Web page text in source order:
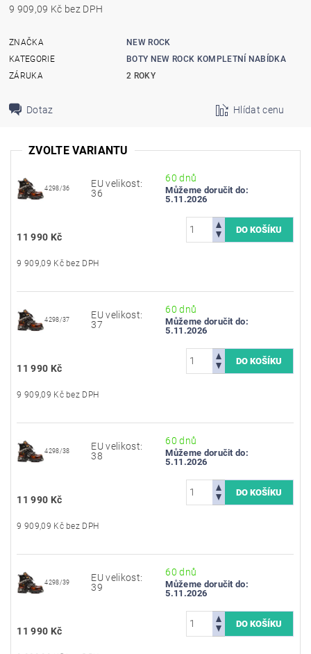
9 909,09 Kč bez DPH
ZNAČKA
NEW ROCK
KATEGORIE
BOTY NEW ROCK KOMPLETNÍ NABÍDKA
ZÁRUKA
2 ROKY
Dotaz Hlídat cenu
ZVOLTE VARIANTU
4298/36
EU velikost:
36
60 dnů
Můžeme doručit do:
5.11.2026
11 990 Kč
9 909,09 Kč bez DPH
4298/37
EU velikost:
37
60 dnů
Můžeme doručit do:
5.11.2026
11 990 Kč
9 909,09 Kč bez DPH
4298/38
EU velikost:
38
60 dnů
Můžeme doručit do:
5.11.2026
11 990 Kč
9 909,09 Kč bez DPH
4298/39
EU velikost:
39
60 dnů
Můžeme doručit do:
5.11.2026
11 990 Kč